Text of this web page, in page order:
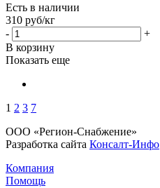
Есть в наличии
310 руб/кг
-
+
В корзину
Показать еще
1 2 3 7
ООО «Регион-Снабжение»
Разработка сайта Консалт-Инфо
Компания
Помощь